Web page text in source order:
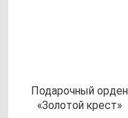
Пода­роч­ный ор­ден
«Золо­той крест»